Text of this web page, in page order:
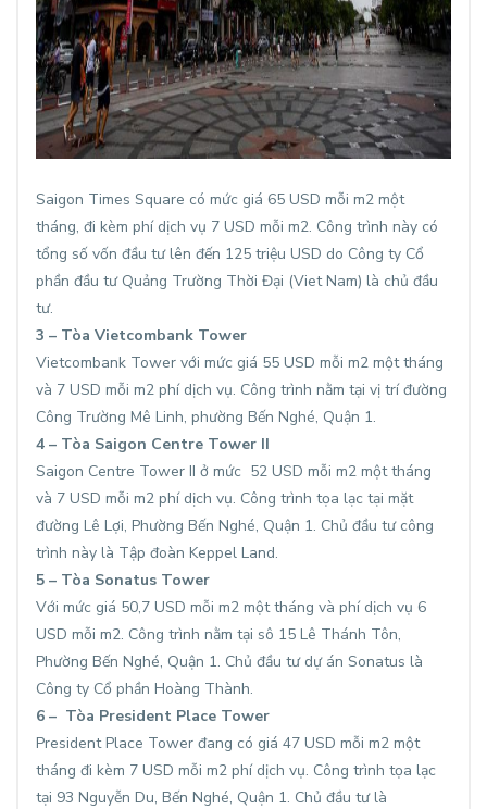
Saigon Times Square có mức giá 65 USD mỗi m2 một
tháng, đi kèm phí dịch vụ 7 USD mỗi m2. Công trình này có
tổng số vốn đầu tư lên đến 125 triệu USD do Công ty Cổ
phần đầu tư Quảng Trường Thời Đại (Viet Nam) là chủ đầu
tư.
3 – Tòa Vietcombank Tower
Vietcombank Tower với mức giá 55 USD mỗi m2 một tháng
và 7 USD mỗi m2 phí dịch vụ. Công trình nằm tại vị trí đường
Công Trường Mê Linh, phường Bến Nghé, Quận 1.
4 – Tòa Saigon Centre Tower II
Saigon Centre Tower II ở mức 52 USD mỗi m2 một tháng
và 7 USD mỗi m2 phí dịch vụ. Công trình tọa lạc tại mặt
đường Lê Lợi, Phường Bến Nghé, Quận 1. Chủ đầu tư công
trình này là Tập đoàn Keppel Land.
5 – Tòa Sonatus Tower
Với mức giá 50,7 USD mỗi m2 một tháng và phí dịch vụ 6
USD mỗi m2. Công trình nằm tại sô 15 Lê Thánh Tôn,
Phường Bến Nghé, Quận 1. Chủ đầu tư dự án Sonatus là
Công ty Cổ phần Hoàng Thành.
6 – Tòa President Place Tower
President Place Tower đang có giá 47 USD mỗi m2 một
tháng đi kèm 7 USD mỗi m2 phí dịch vụ. Công trình tọa lạc
tại 93 Nguyễn Du, Bến Nghé, Quận 1. Chủ đầu tư là